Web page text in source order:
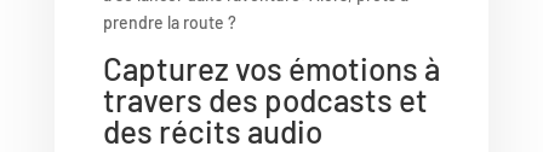
prendre la route ?
Capturez vos émotions à
travers des podcasts et
des récits audio